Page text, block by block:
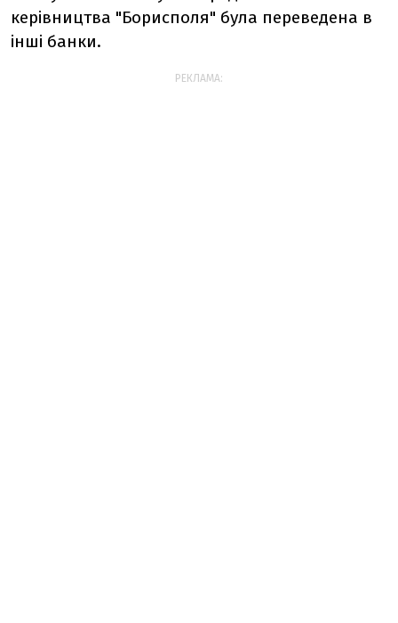
керівництва "Борисполя" була переведена в
інші банки.
РЕКЛАМА: